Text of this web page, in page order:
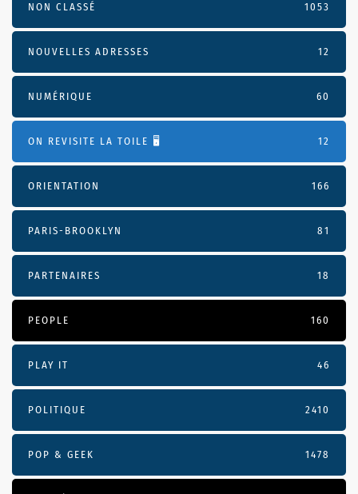
NON CLASSÉ 1053
NOUVELLES ADRESSES 12
NUMÉRIQUE 60
ON REVISITE LA TOILE 🖥️ 12
ORIENTATION 166
PARIS-BROOKLYN 81
PARTENAIRES 18
PEOPLE 160
PLAY IT 46
POLITIQUE 2410
POP & GEEK 1478